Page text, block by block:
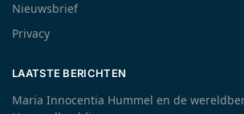
Nieuwsbrief
Privacy
LAATSTE BERICHTEN
Maria Innocentia Hummel en de